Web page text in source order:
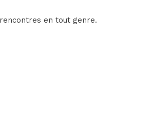
en tout genre.